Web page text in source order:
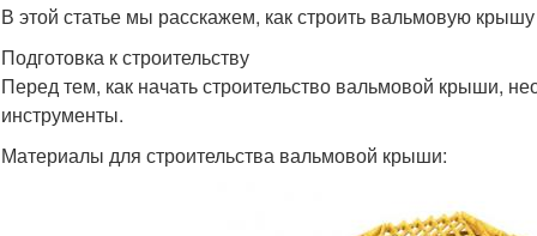
В этой статье мы расскажем, как строить вальмовую
Подготовка к строительству
Перед тем, как начать строительство вальмовой крыши,
инструменты.
Материалы для строительства вальмовой крыши: